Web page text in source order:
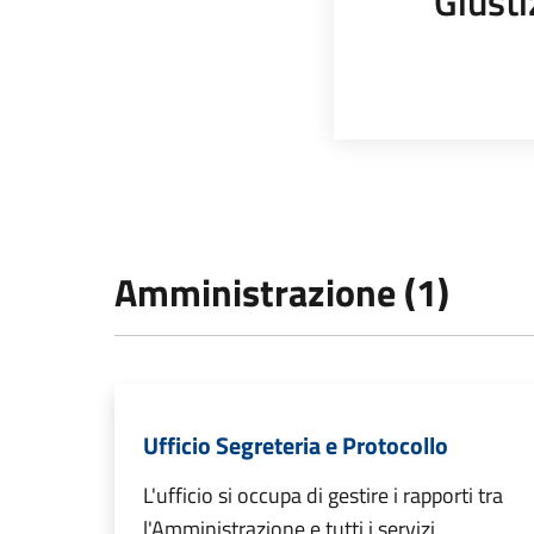
Amministrazione (1)
Ufficio Segreteria e Protocollo
L'ufficio si occupa di gestire i rapporti tra